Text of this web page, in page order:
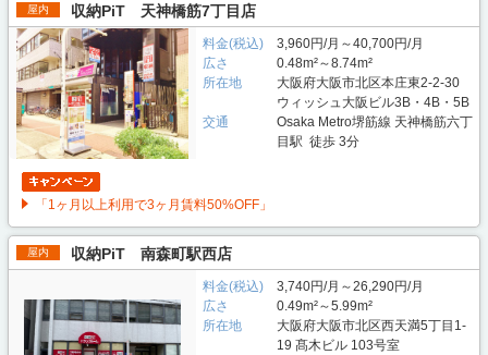
屋内 収納PiT 天神橋筋7丁目店
料金(税込)
3,960円/月～40,700円/月
広さ
0.48m²～8.74m²
所在地
大阪府大阪市北区本庄東2-2-30
ウィッシュ大阪ビル3B・4B・5B
交通
Osaka Metro堺筋線 天神橋筋六丁
目駅 徒歩 3分
「1ヶ月以上利用で3ヶ月賃料50%OFF」
屋内 収納PiT 南森町駅西店
料金(税込)
3,740円/月～26,290円/月
広さ
0.49m²～5.99m²
所在地
大阪府大阪市北区西天満5丁目1-
19 髙木ビル 103号室